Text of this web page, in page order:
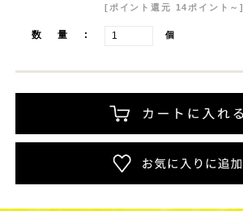
[ポイント還元 14ポイント～]
数量: 個